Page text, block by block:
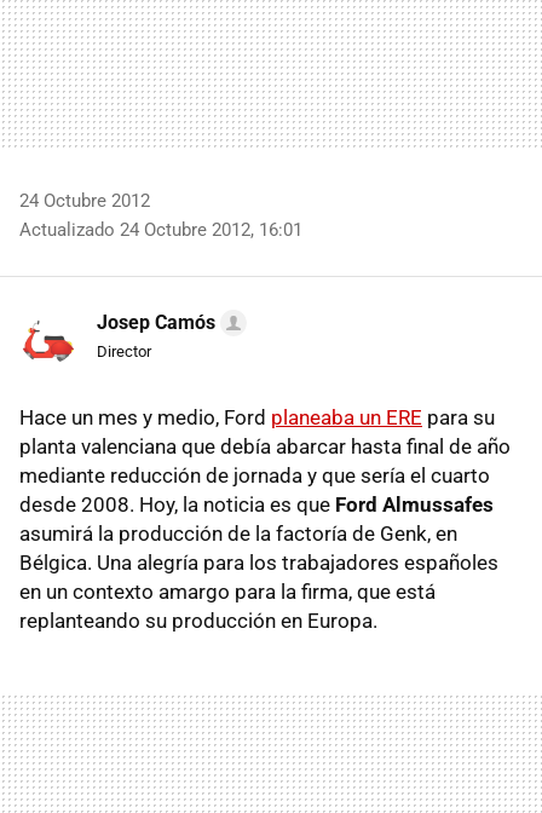
24 Octubre 2012
Actualizado 24 Octubre 2012, 16:01
Josep Camós
Director
Hace un mes y medio, Ford planeaba un ERE para su
planta valenciana que debía abarcar hasta final de año
mediante reducción de jornada y que sería el cuarto
desde 2008. Hoy, la noticia es que Ford Almussafes
asumirá la producción de la factoría de Genk, en
Bélgica. Una alegría para los trabajadores españoles
en un contexto amargo para la firma, que está
replanteando su producción en Europa.